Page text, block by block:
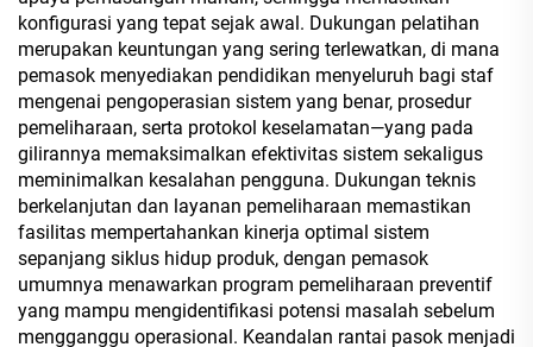
konfigurasi yang tepat sejak awal. Dukungan pelatihan
merupakan keuntungan yang sering terlewatkan, di mana
pemasok menyediakan pendidikan menyeluruh bagi staf
mengenai pengoperasian sistem yang benar, prosedur
pemeliharaan, serta protokol keselamatan—yang pada
gilirannya memaksimalkan efektivitas sistem sekaligus
meminimalkan kesalahan pengguna. Dukungan teknis
berkelanjutan dan layanan pemeliharaan memastikan
fasilitas mempertahankan kinerja optimal sistem
sepanjang siklus hidup produk, dengan pemasok
umumnya menawarkan program pemeliharaan preventif
yang mampu mengidentifikasi potensi masalah sebelum
mengganggu operasional. Keandalan rantai pasok menjadi